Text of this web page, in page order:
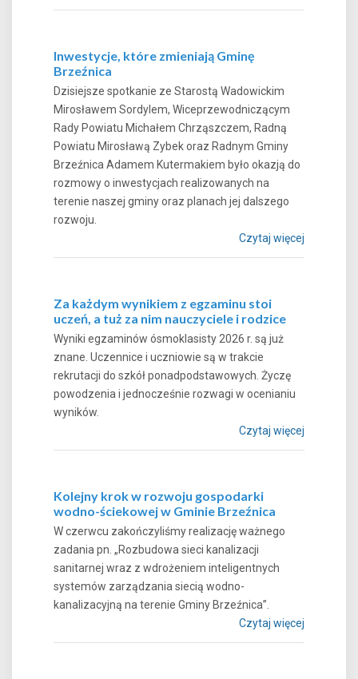
Inwestycje, które zmieniają Gminę
Brzeźnica
Dzisiejsze spotkanie ze Starostą Wadowickim
Mirosławem Sordylem, Wiceprzewodniczącym
Rady Powiatu Michałem Chrząszczem, Radną
Powiatu Mirosławą Zybek oraz Radnym Gminy
Brzeźnica Adamem Kutermakiem było okazją do
rozmowy o inwestycjach realizowanych na
terenie naszej gminy oraz planach jej dalszego
rozwoju.
Czytaj więcej
Za każdym wynikiem z egzaminu stoi
uczeń, a tuż za nim nauczyciele i rodzice
Wyniki egzaminów ósmoklasisty 2026 r. są już
znane. Uczennice i uczniowie są w trakcie
rekrutacji do szkół ponadpodstawowych. Życzę
powodzenia i jednocześnie rozwagi w ocenianiu
wyników.
Czytaj więcej
Kolejny krok w rozwoju gospodarki
wodno-ściekowej w Gminie Brzeźnica
W czerwcu zakończyliśmy realizację ważnego
zadania pn. „Rozbudowa sieci kanalizacji
sanitarnej wraz z wdrożeniem inteligentnych
systemów zarządzania siecią wodno-
kanalizacyjną na terenie Gminy Brzeźnica”.
Czytaj więcej